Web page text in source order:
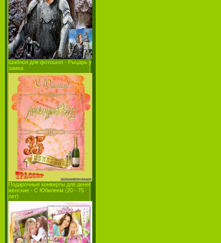
Шаблон для фотошоп - Рыцарь у
замка
Подарочные конверты для денег
женские - С Юбилеем (20 - 75
лет)